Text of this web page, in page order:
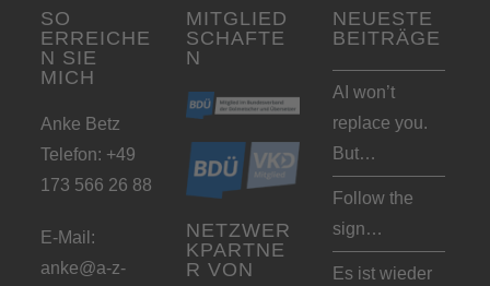
SO
ERREICHE
N SIE
MICH
Anke Betz
Telefon: +49
173 566 26 88
E-Mail:
anke@a-z-
MITGLIED
SCHAFTE
N
NETZWER
KPARTNE
R VON
NEUESTE
BEITRÄGE
AI won’t
replace you.
But…
Follow the
sign…
Es ist wieder